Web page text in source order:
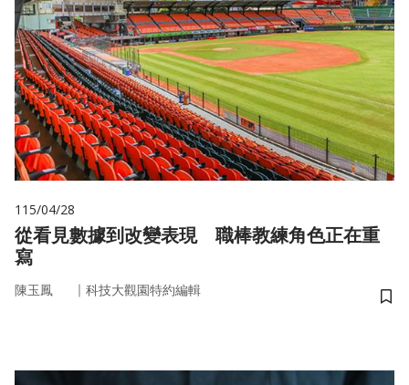
115/04/28
從看見數據到改變表現 職棒教練角色正在重
寫
陳玉鳳 ｜ 科技大觀園特約編輯
儲